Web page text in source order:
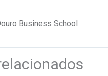
Business School